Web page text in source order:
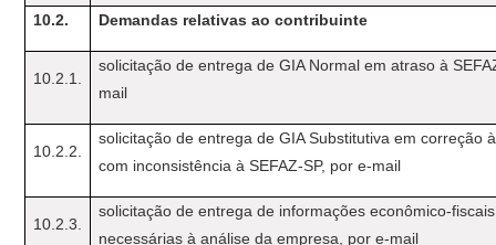
10.2. Demandas relativas ao contribuinte
10.2.1.
solicitação de entrega de GIA Normal em atraso à
mail
10.2.2.
solicitação de entrega de GIA Substitutiva em correção
com inconsistência à SEFAZ-SP, por e-mail
10.2.3.
solicitação de entrega de informações econômico-
necessárias à análise da empresa, por e-mail